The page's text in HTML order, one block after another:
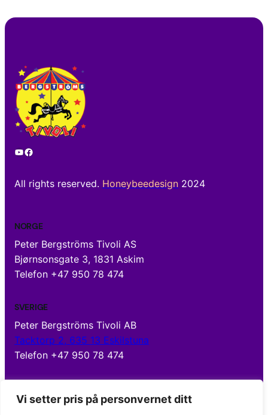
Vi setter pris på personvernet ditt
YouTube Facebook
All rights reserved. Honeybeedesign 2024
NORGE
Peter Bergströms Tivoli AS
Bjørnsonsgate 3, 1831 Askim
Telefon +47 950 78 474
SVERIGE
Peter Bergströms Tivoli AB
Tacktorp 2, 635 13 Eskilstuna
Telefon +47 950 78 474